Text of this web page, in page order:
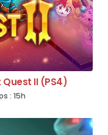
II (PS4)
: 15h